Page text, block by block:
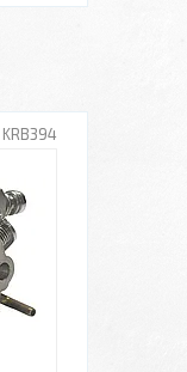
KRB394